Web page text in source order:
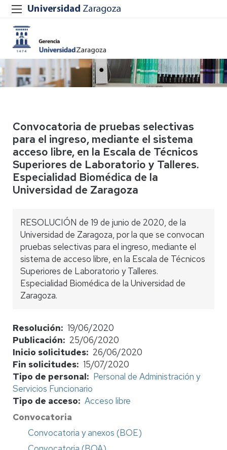
Convocatoria de pruebas selectivas
para el ingreso, mediante el sistema
acceso libre, en la Escala de Técnicos
Superiores de Laboratorio y Talleres.
Especialidad Biomédica de la
Universidad de Zaragoza
RESOLUCIÓN de 19 de junio de 2020, de la
Universidad de Zaragoza, por la que se convocan
pruebas selectivas para el ingreso, mediante el
sistema de acceso libre, en la Escala de Técnicos
Superiores de Laboratorio y Talleres.
Especialidad Biomédica de la Universidad de
Zaragoza.
Resolución
19/06/2020
Publicación
25/06/2020
Inicio solicitudes
26/06/2020
Fin solicitudes 15/07/2020
Tipo de personal
Personal de Administración y
Servicios Funcionario
Tipo de acceso
Acceso libre
Convocatoria
Convocatoria y anexos (BOE)